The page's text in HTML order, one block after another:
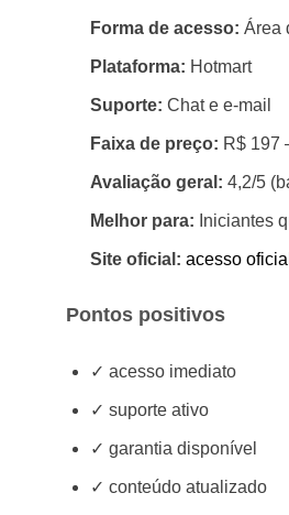
Forma de acesso: Área
Plataforma: Hotmart
Suporte: Chat e e‑mail
Faixa de preço: R$ 197
Avaliação geral: 4,2/5
Melhor para: Iniciantes
Site oficial: acesso oficial
Pontos positivos
✓ acesso imediato
✓ suporte ativo
✓ garantia disponível
✓ conteúdo atualizado